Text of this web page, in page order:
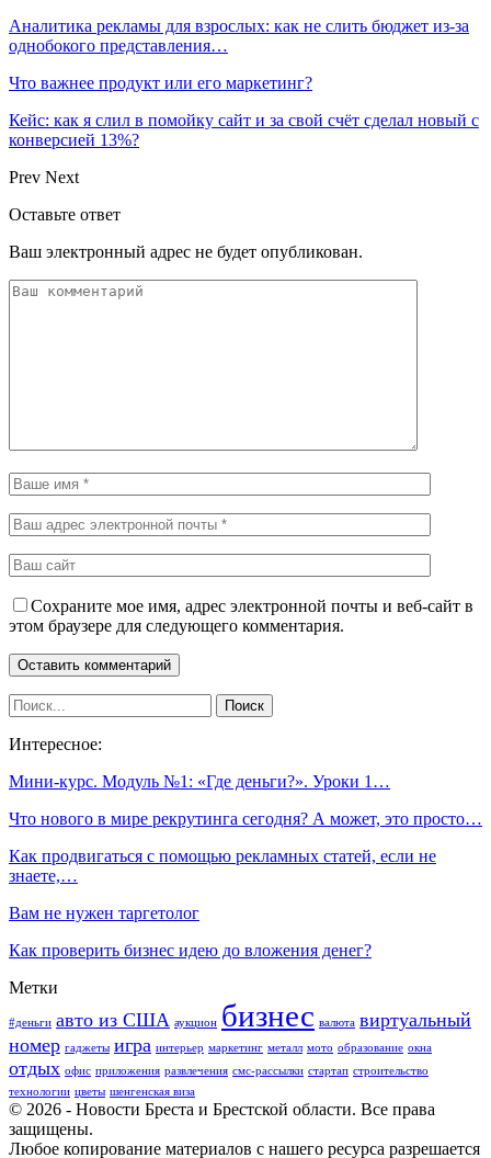
Аналитика рекламы для взрослых: как не слить бюджет из-за
однобокого представления…
Что важнее продукт или его маркетинг?
Кейс: как я слил в помойку сайт и за свой счёт сделал новый с
конверсией 13%?
Prev Next
Оставьте ответ
Ваш электронный адрес не будет опубликован.
Сохраните мое имя, адрес электронной почты и веб-сайт в
этом браузере для следующего комментария.
Интересное:
Мини-курс. Модуль №1: «Где деньги?». Уроки 1…
Что нового в мире рекрутинга сегодня? А может, это просто…
Как продвигаться с помощью рекламных статей, если не
знаете,…
Вам не нужен таргетолог
Как проверить бизнес идею до вложения денег?
Метки
#деньги авто из США аукцион бизнес валюта виртуальный
номер гаджеты игра интерьер маркетинг металл мото образование окна
отдых офис приложения развлечения смс-рассылки стартап строительство
технологии цветы шенгенская виза
© 2026 - Новости Бреста и Брестской области. Все права
защищены.
Любое копирование материалов с нашего ресурса разрешается